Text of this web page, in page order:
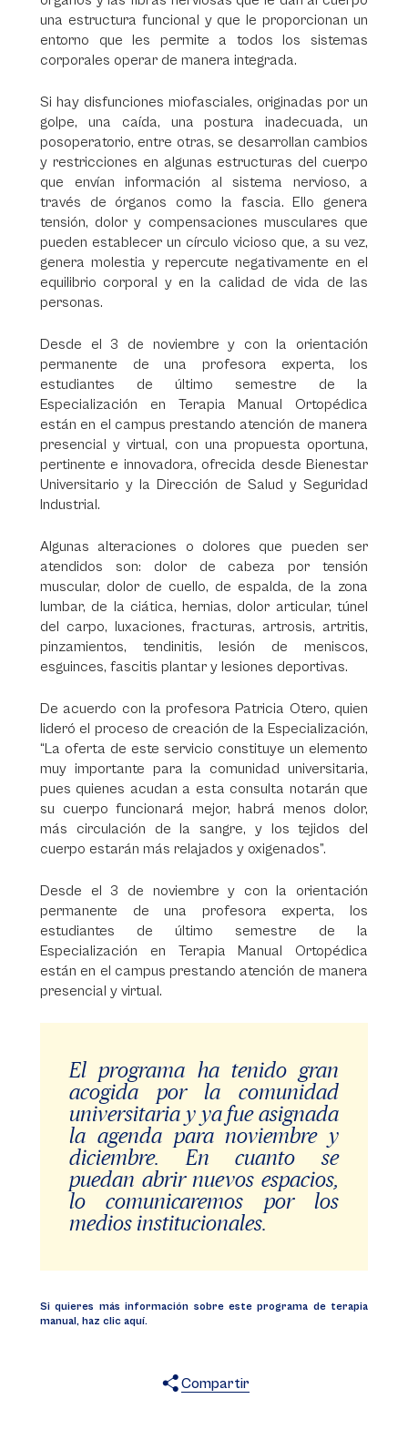
una estructura funcional y que le proporcionan un
entorno que les permite a todos los sistemas
corporales operar de manera integrada.
Si hay disfunciones miofasciales, originadas por un
golpe, una caída, una postura inadecuada, un
posoperatorio, entre otras, se desarrollan cambios
y restricciones en algunas estructuras del cuerpo
que envían información al sistema nervioso, a
través de órganos como la fascia. Ello genera
tensión, dolor y compensaciones musculares que
pueden establecer un círculo vicioso que, a su vez,
genera molestia y repercute negativamente en el
equilibrio corporal y en la calidad de vida de las
personas.
Desde el 3 de noviembre y con la orientación
permanente de una profesora experta, los
estudiantes de último semestre de la
Especialización en Terapia Manual Ortopédica
están en el campus prestando atención de manera
presencial y virtual, con una propuesta oportuna,
pertinente e innovadora, ofrecida desde Bienestar
Universitario y la Dirección de Salud y Seguridad
Industrial.
Algunas alteraciones o dolores que pueden ser
atendidos son: dolor de cabeza por tensión
muscular, dolor de cuello, de espalda, de la zona
lumbar, de la ciática, hernias, dolor articular, túnel
del carpo, luxaciones, fracturas, artrosis, artritis,
pinzamientos, tendinitis, lesión de meniscos,
esguinces, fascitis plantar y lesiones deportivas.
De acuerdo con la profesora Patricia Otero, quien
lideró el proceso de creación de la Especialización,
“La oferta de este servicio constituye un elemento
muy importante para la comunidad universitaria,
pues quienes acudan a esta consulta notarán que
su cuerpo funcionará mejor, habrá menos dolor,
más circulación de la sangre, y los tejidos del
cuerpo estarán más relajados y oxigenados”.
Desde el 3 de noviembre y con la orientación
permanente de una profesora experta, los
estudiantes de último semestre de la
Especialización en Terapia Manual Ortopédica
están en el campus prestando atención de manera
presencial y virtual.
El programa ha tenido gran
acogida por la comunidad
universitaria y ya fue asignada
la agenda para noviembre y
diciembre. En cuanto se
puedan abrir nuevos espacios,
lo comunicaremos por los
medios institucionales.
Si quieres más información sobre este programa de terapia
manual, haz clic aquí.
Compartir